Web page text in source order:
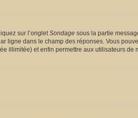
sur l’ongletSondage sous la partie
ligne dans le champ des réponses. Vous
illimitée) et enfin permettre aux utilisateurs de